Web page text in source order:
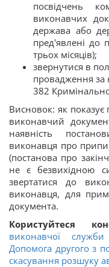
посвідчень
виконавчих
держава або
пред'явлені до
трьох місяців);
звернутися в
провадження за
382
Висновок: як
виконавчий
наявність
виконавця про
(постанова про
не є безвихідною
звертатися до
виконавця, для
документа.
Користуйтеся
виконавчої
Допомога другого з
скасування розшуку